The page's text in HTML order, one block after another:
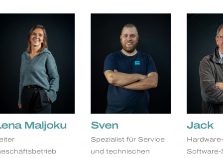
Maljoku Sven
Spezialist für Service
und technischen
Jack
Hardware-
Software-